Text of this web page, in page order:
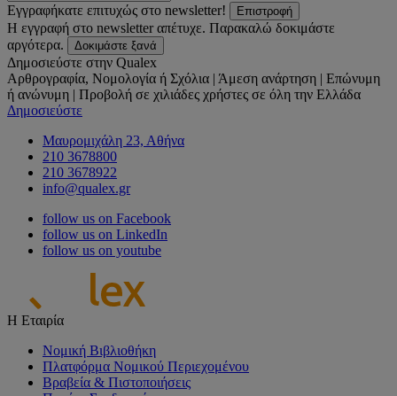
Εγγραφήκατε επιτυχώς στο newsletter!
Επιστροφή
Η εγγραφή στο newsletter απέτυχε. Παρακαλώ δοκιμάστε
αργότερα.
Δοκιμάστε ξανά
Δημοσιεύστε στην Qualex
Αρθρογραφία, Νομολογία ή Σχόλια | Άμεση ανάρτηση | Επώνυμη
ή ανώνυμη | Προβολή σε χιλιάδες χρήστες σε όλη την Ελλάδα
Δημοσιεύστε
Μαυρομιχάλη 23, Αθήνα
210 3678800
210 3678922
info@qualex.gr
follow us on Facebook
follow us on LinkedIn
follow us on youtube
Η Εταιρία
Νομική Βιβλιοθήκη
Πλατφόρμα Νομικού Περιεχομένου
Βραβεία & Πιστοποιήσεις